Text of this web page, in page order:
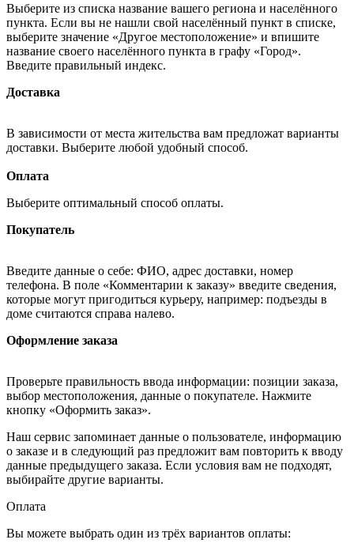
Выберите из списка название вашего региона и населённого
пункта. Если вы не нашли свой населённый пункт в списке,
выберите значение «Другое местоположение» и впишите
название своего населённого пункта в графу «Город».
Введите правильный индекс.
Доставка
В зависимости от места жительства вам предложат варианты
доставки. Выберите любой удобный способ.
Оплата
Выберите оптимальный способ оплаты.
Покупатель
Введите данные о себе: ФИО, адрес доставки, номер
телефона. В поле «Комментарии к заказу» введите сведения,
которые могут пригодиться курьеру, например: подъезды в
доме считаются справа налево.
Оформление заказа
Проверьте правильность ввода информации: позиции заказа,
выбор местоположения, данные о покупателе. Нажмите
кнопку «Оформить заказ».
Наш сервис запоминает данные о пользователе, информацию
о заказе и в следующий раз предложит вам повторить к вводу
данные предыдущего заказа. Если условия вам не подходят,
выбирайте другие варианты.
Оплата
Вы можете выбрать один из трёх вариантов оплаты: